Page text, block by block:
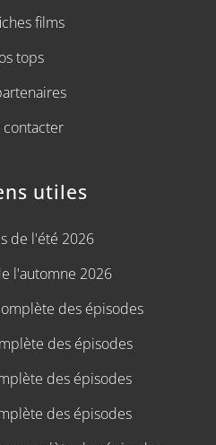
films
tops
contacter
utiles
de l'été 2026
l'automne 2026
des épisodes
des épisodes
des épisodes
des épisodes